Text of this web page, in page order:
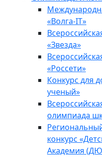
«Волга-IT»
«Звезда»
«Россети»
Конкурс для
ученый»
олимпиада
конкурс
Академия